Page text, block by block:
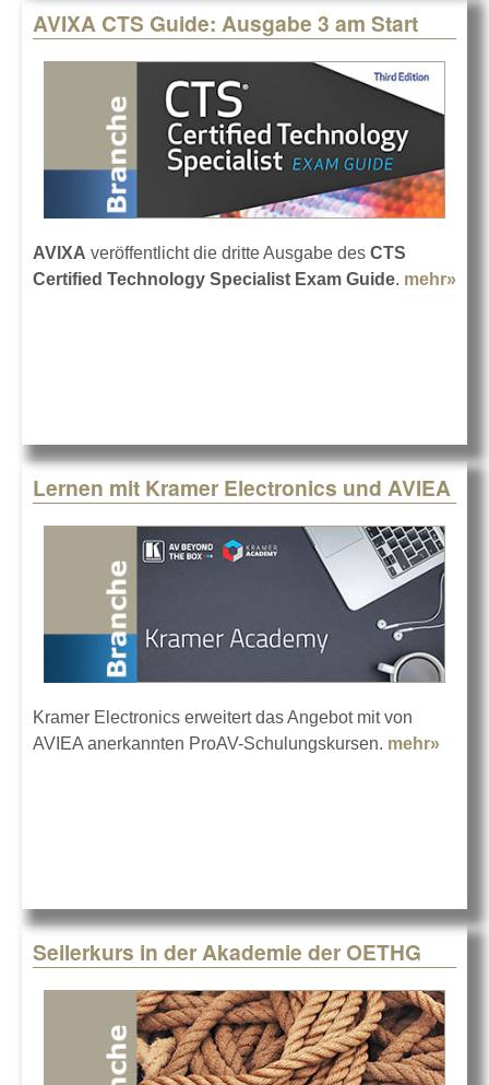
AVIXA CTS Guide: Ausgabe 3 am Start
AVIXA veröffentlicht die dritte Ausgabe des CTS
Certified Technology Specialist Exam Guide. mehr»
Lernen mit Kramer Electronics und AVIEA
Kramer Electronics erweitert das Angebot mit von
AVIEA anerkannten ProAV-Schulungskursen. mehr»
Seilerkurs in der Akademie der OETHG